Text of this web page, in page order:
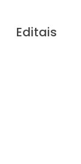
Editais